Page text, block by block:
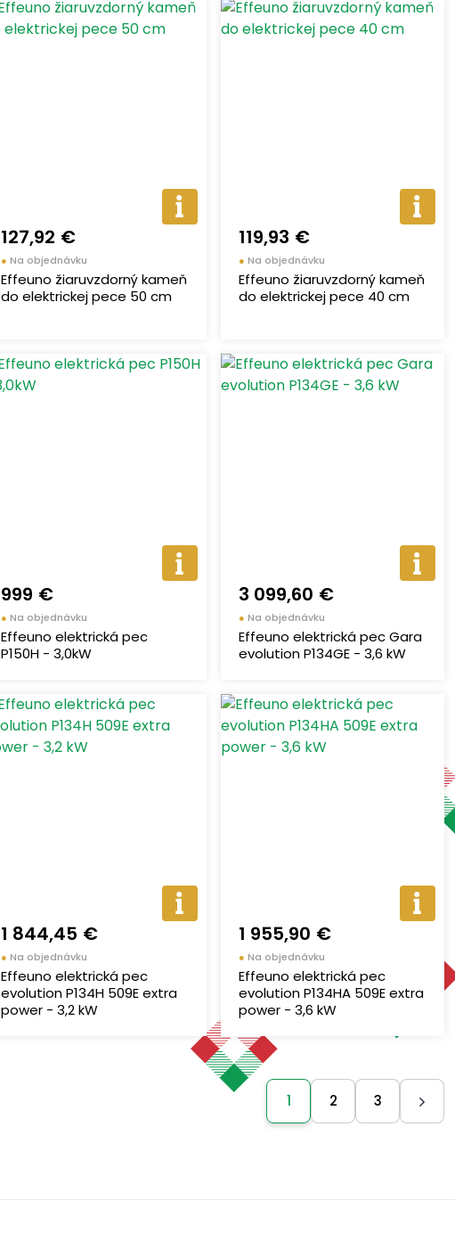
127,92 €
● Na objednávku
Effeuno žiaruvzdorný kameň
do elektrickej pece 50 cm
119,93 €
● Na objednávku
Effeuno žiaruvzdorný kameň
do elektrickej pece 40 cm
999 €
● Na objednávku
Effeuno elektrická pec
P150H - 3,0kW
3 099,60 €
● Na objednávku
Effeuno elektrická pec Gara
evolution P134GE - 3,6 kW
1 844,45 €
● Na objednávku
Effeuno elektrická pec
evolution P134H 509E extra
power - 3,2 kW
1 955,90 €
● Na objednávku
Effeuno elektrická pec
evolution P134HA 509E extra
power - 3,6 kW
1 2 3